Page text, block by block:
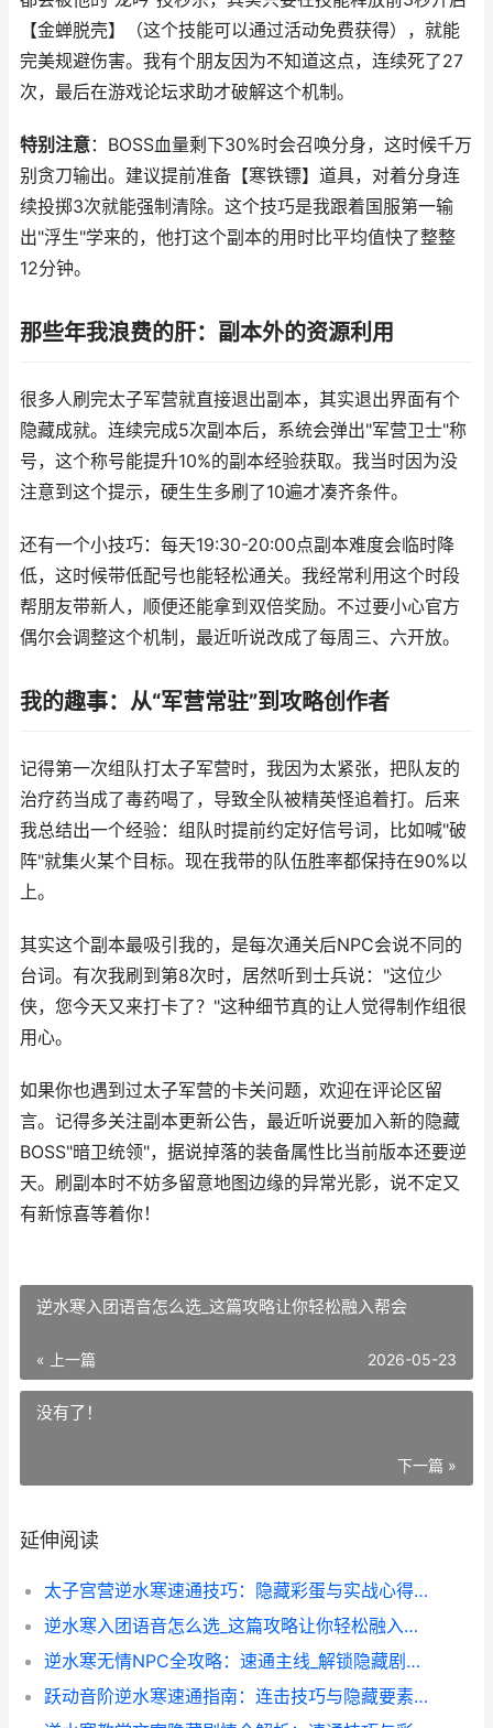
【金蝉脱壳】（这个技能可以通过活动免费获得），就能
完美规避伤害。我有个朋友因为不知道这点，连续死了27
次，最后在游戏论坛求助才破解这个机制。
特别注意：BOSS血量剩下30%时会召唤分身，这时候千万
别贪刀输出。建议提前准备【寒铁镖】道具，对着分身连
续投掷3次就能强制清除。这个技巧是我跟着国服第一输
出"浮生"学来的，他打这个副本的用时比平均值快了整整
12分钟。
那些年我浪费的肝：副本外的资源利用
很多人刷完太子军营就直接退出副本，其实退出界面有个
隐藏成就。连续完成5次副本后，系统会弹出"军营卫士"称
号，这个称号能提升10%的副本经验获取。我当时因为没
注意到这个提示，硬生生多刷了10遍才凑齐条件。
还有一个小技巧：每天19:30-20:00点副本难度会临时降
低，这时候带低配号也能轻松通关。我经常利用这个时段
帮朋友带新人，顺便还能拿到双倍奖励。不过要小心官方
偶尔会调整这个机制，最近听说改成了每周三、六开放。
我的趣事：从“军营常驻”到攻略创作者
记得第一次组队打太子军营时，我因为太紧张，把队友的
治疗药当成了毒药喝了，导致全队被精英怪追着打。后来
我总结出一个经验：组队时提前约定好信号词，比如喊"破
阵"就集火某个目标。现在我带的队伍胜率都保持在90%以
上。
其实这个副本最吸引我的，是每次通关后NPC会说不同的
台词。有次我刷到第8次时，居然听到士兵说："这位少
侠，您今天又来打卡了？"这种细节真的让人觉得制作组很
用心。
如果你也遇到过太子军营的卡关问题，欢迎在评论区留
言。记得多关注副本更新公告，最近听说要加入新的隐藏
BOSS"暗卫统领"，据说掉落的装备属性比当前版本还要逆
天。刷副本时不妨多留意地图边缘的异常光影，说不定又
有新惊喜等着你！
逆水寒入团语音怎么选_这篇攻略让你轻松融入帮会
« 上一篇 2026-05-23
没有了！
下一篇 »
延伸阅读
太子宫营逆水寒速通技巧：隐藏彩蛋与实战心得大公开
逆水寒入团语音怎么选_这篇攻略让你轻松融入帮会
逆水寒无情NPC全攻略：速通主线_解锁隐藏剧情的实用技巧
跃动音阶逆水寒速通指南：连击技巧与隐藏要素全解析